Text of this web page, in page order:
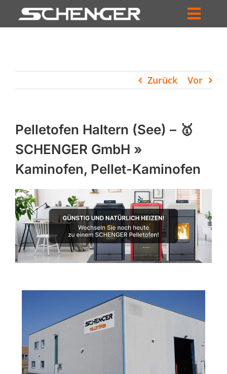
Inhalt
HÄNDLERSUCHE
UNTERNEHMEN
PROFIL
WARENKORB
PRODUCTS
SEARCH
Zurück Vor
Pelletofen Haltern (See) – 🥇
SCHENGER GmbH »
Kaminofen, Pellet-Kaminofen